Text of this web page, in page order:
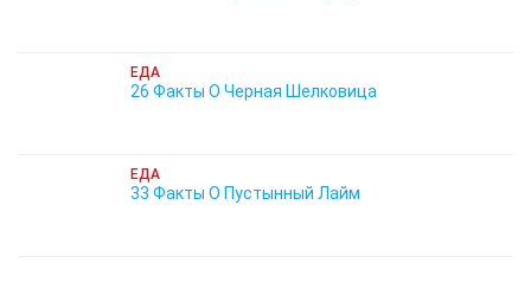
ЕДА
26 Факты О Черная Шелковица
ЕДА
33 Факты О Пустынный Лайм